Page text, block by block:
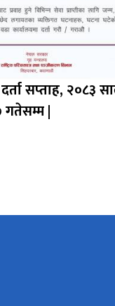
सप्‍ताह, २०८३
|